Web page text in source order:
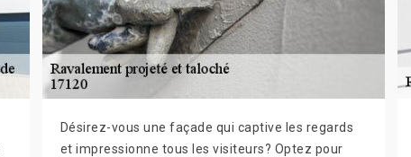
Désirez-vous une façade qui captive les regards
et impressionne tous les visiteurs? Optez pour